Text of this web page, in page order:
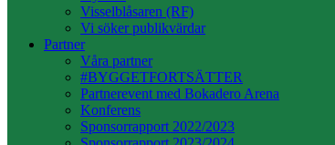
Visselblåsaren (RF)
Vi söker publikvärdar
Partner
Våra partner
#BYGGETFORTSÄTTER
Partnerevent med Bokadero Arena
Konferens
Sponsorrapport 2022/2023